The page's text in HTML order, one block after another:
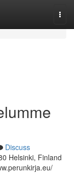
Discuss
Helsinki, Finland